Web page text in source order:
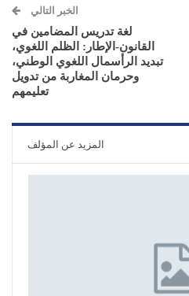
الخبر التالي
لغة تدريس المضامين في
القانون-الإطار: الظلم اللغوي،
تبديد الرأسمال اللغوي الوطني،
وحرمان المغاربة من تدويل
تعليمهم
المزيد عن المؤلف